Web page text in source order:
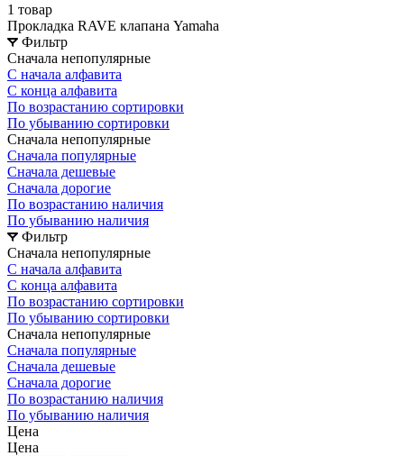
1 товар
Прокладка RAVE клапана Yamaha
Фильтр
Сначала непопулярные
С начала алфавита
С конца алфавита
По возрастанию сортировки
По убыванию сортировки
Сначала непопулярные
Сначала популярные
Сначала дешевые
Сначала дорогие
По возрастанию наличия
По убыванию наличия
Фильтр
Сначала непопулярные
С начала алфавита
С конца алфавита
По возрастанию сортировки
По убыванию сортировки
Сначала непопулярные
Сначала популярные
Сначала дешевые
Сначала дорогие
По возрастанию наличия
По убыванию наличия
Цена
Цена